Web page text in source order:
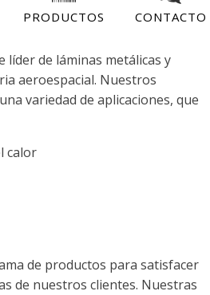
PRODUCTOS CONTACTO
líder de láminas metálicas y
aeroespacial. Nuestros
variedad de aplicaciones, que
calor
de productos para satisfacer
de nuestros clientes. Nuestras